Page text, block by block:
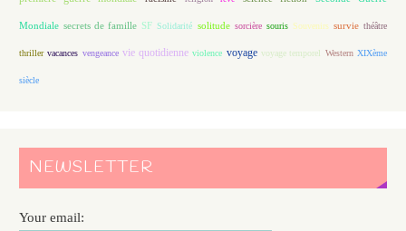
Mondiale secrets de famille SF Solidarité solitude sorcière souris Souvenirs survie théâtre
thriller vacances vengeance vie quotidienne violence voyage voyage temporel Western XIXème
siècle
NEWSLETTER
Your email: